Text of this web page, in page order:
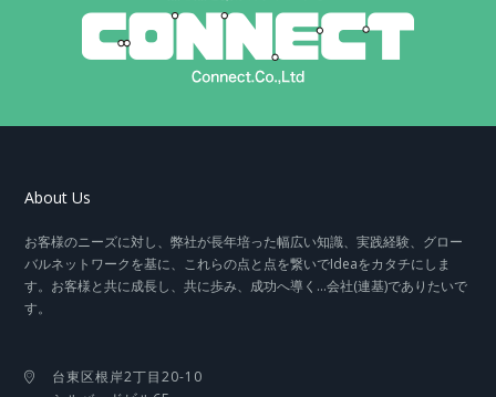
About Us
お客様のニーズに対し、弊社が長年培った幅広い知識、実践経験、グロー
バルネットワークを基に、これらの点と点を繋いでIdeaをカタチにしま
す。お客様と共に成長し、共に歩み、成功へ導く…会社(連基)でありたいで
す。
台東区根岸2丁目20-10